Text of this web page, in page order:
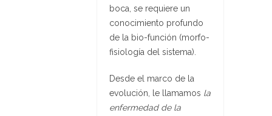
boca, se requiere un
conocimiento profundo
de la bio-función (morfo-
fisiología del sistema).
Desde el marco de la
evolución, le llamamos la
enfermedad de la